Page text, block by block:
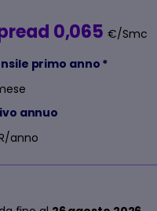
0,065 €/Smc
primo anno *
annuo
anno